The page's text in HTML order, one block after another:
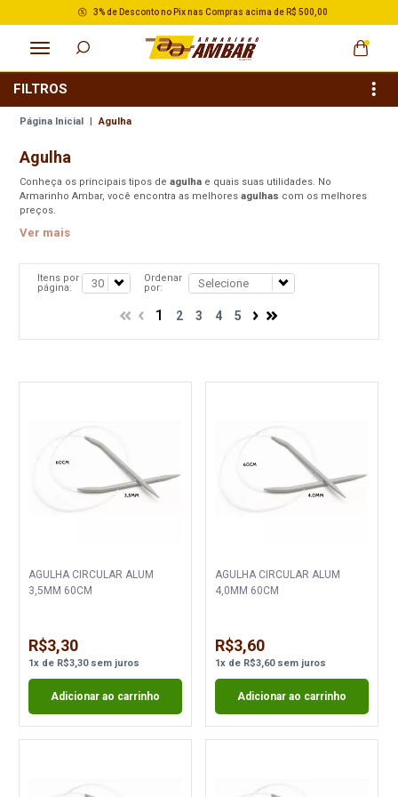
3% de Desconto no Pix nas Compras acima de R$ 500,00
Página Inicial | Agulha
FILTROS
Agulha
Conheça os principais tipos deagulha e quais suas utilidades. No
Armarinho Ambar, você encontra as melhoresagulhas com os melhores
preços.
Ver mais
Itens por
página:
Ordenar
por:
1 2 3 4 5
AGULHA CIRCULAR ALUM
3,5MM 60CM
R$3,30
1x de R$3,30sem juros
Adicionar ao carrinho
AGULHA CIRCULAR ALUM
4,0MM 60CM
R$3,60
1xde R$3,60sem juros
Adicionar ao carrinho